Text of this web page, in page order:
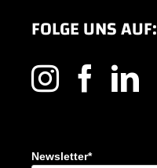
FOLGE UNS AUF:
Newsletter*